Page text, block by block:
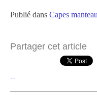
Publié dans Capes
Partager cet article